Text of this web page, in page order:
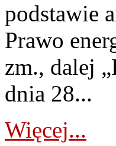
podstawie
Prawo
zm., dalej
dnia 28...
Więcej...